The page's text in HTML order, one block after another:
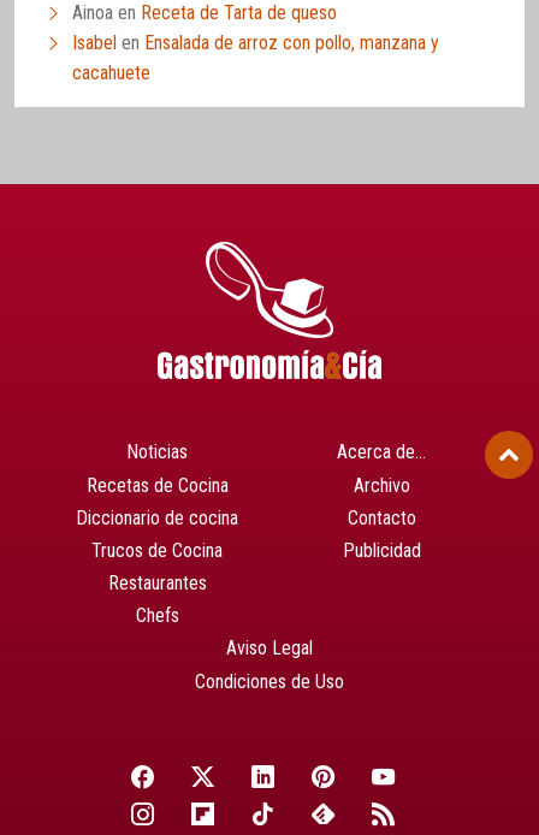
Ainoa en Receta de Tarta de queso
Isabel en Ensalada de arroz con pollo, manzana y
cacahuete
Noticias
Recetas de Cocina
Diccionario de cocina
Trucos de Cocina
Restaurantes
Chefs
Acerca de…
Archivo
Contacto
Publicidad
Aviso Legal
Condiciones de Uso